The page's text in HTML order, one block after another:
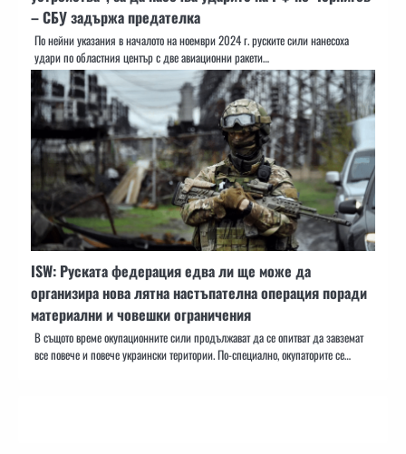
– СБУ задържа предателка
По нейни указания в началото на ноември 2024 г. руските сили нанесоха
удари по областния център с две авиационни ракети…
ISW: Руската федерация едва ли ще може да
организира нова лятна настъпателна операция поради
материални и човешки ограничения
В същото време окупационните сили продължават да се опитват да завземат
все повече и повече украински територии. По-специално, окупаторите се…